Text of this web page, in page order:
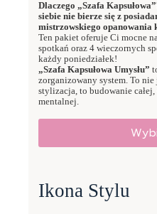
Dlaczego „Szafa
siebie nie bierze się z
mistrzowskiego opanowania
Ten pakiet oferuje Ci mocne
spotkań oraz 4 wieczornych
każdy poniedziałek!
„Szafa Kapsułowa Umysłu”
zorganizowany system. To
stylizacja, to budowanie
mentalnej.
Ikona Stylu